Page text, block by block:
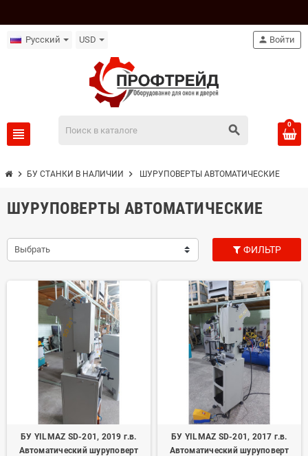
Русский USD
view_headline search
person Войти
0
chevron_right БУ СТАНКИ В НАЛИЧИИ chevron_right ШУРУПОВЕРТЫ АВТОМАТИЧЕСКИЕ
ШУРУПОВЕРТЫ АВТОМАТИЧЕСКИЕ
Выбрать ФИЛЬТР
БУ YILMAZ SD-201, 2019 г.в.
Автоматический шуруповерт
БУ YILMAZ SD-201, 2017 г.в.
Автоматический шуруповерт